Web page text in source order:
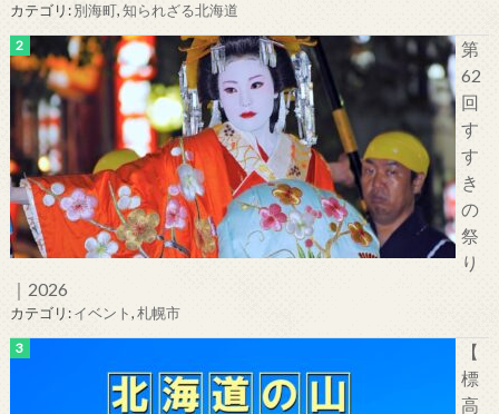
カテゴリ:別海町,知られざる北海道
第
62
回
す
す
き
の
祭
り
｜2026
カテゴリ:イベント,札幌市
【
標
高